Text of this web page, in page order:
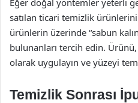
satılan ticari temizlik
ürünlerin üzerinde “sabun
bulunanları tercih edin.
olarak uygulayın ve yüzeyi
Temizlik Sonrası